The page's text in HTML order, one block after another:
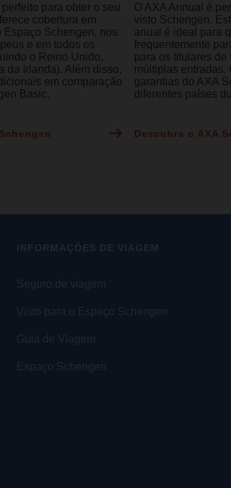
para obter o seu
cobertura em
Espaço Schengen, nos
e em todos os
o Reino Unido,
da Irlanda). Além disso,
em comparação
Basic.
O AXA Annual é
visto Schengen.
anual é ideal para
frequentemente
para os titulares
múltiplas entradas.
garantias do AXA
diferentes países
Descubra o AXA
INFORMAÇÕES DE VIAGEM
Seguro de viagem
Visto para o Espaço Schengen
Guia de Viagem
Espaço Schengen